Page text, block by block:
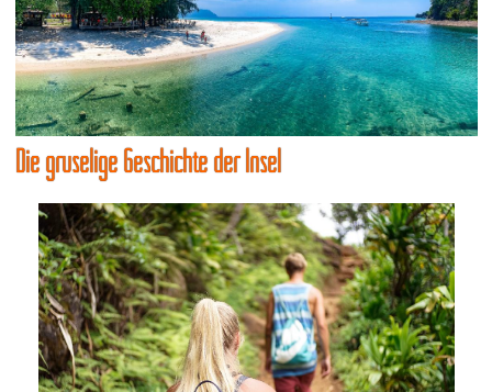
Die gruselige Geschichte der Insel